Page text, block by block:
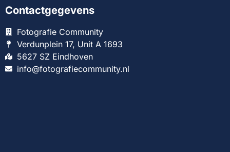
Contactgegevens
Fotografie Community
Verdunplein 17, Unit A 1693
5627 SZ Eindhoven
info@fotografiecommunity.nl